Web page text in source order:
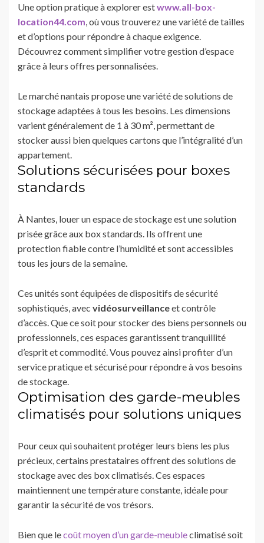
Une option pratique à explorer estwww.all-box-
location44.com, où vous trouverez une variété de tailles
et d’options pour répondre à chaque exigence.
Découvrez comment simplifier votre gestion d’espace
grâce à leurs offres personnalisées.
Le marché nantais propose une variété de solutions de
stockage adaptées à tous les besoins. Les dimensions
varient généralement de 1 à 30 m², permettant de
stocker aussi bien quelques cartons que l’intégralité d’un
appartement.
Solutions sécurisées pour boxes
standards
À Nantes, louer un espace de stockage est une solution
prisée grâce aux box standards. Ils offrent une
protection fiable contre l’humidité et sont accessibles
tous les jours de la semaine.
Ces unités sont équipées de dispositifs de sécurité
sophistiqués, avec vidéosurveillanceet contrôle
d’accès. Que ce soit pour stocker des biens personnels ou
professionnels, ces espaces garantissent tranquillité
d’esprit et commodité. Vous pouvez ainsi profiter d’un
service pratique et sécurisé pour répondre à vos besoins
de stockage.
Optimisation des garde-meubles
climatisés pour solutions uniques
Pour ceux qui souhaitent protéger leurs biens les plus
précieux, certains prestataires offrent des solutions de
stockage avec des box climatisés. Ces espaces
maintiennent une température constante, idéale pour
garantir la sécurité de vos trésors.
Bien que lecoût moyen d’un garde-meubleclimatisé soit